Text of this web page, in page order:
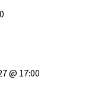
@ 17:00